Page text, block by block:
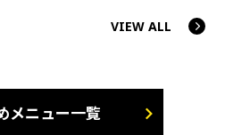
VIEW ALL
メニュー一覧